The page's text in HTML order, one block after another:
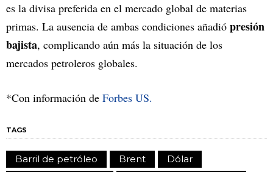
es la divisa preferida en el mercado global de materias
primas. La ausencia de ambas condiciones añadió presión
bajista, complicando aún más la situación de los
mercados petroleros globales.
*Con información de Forbes US.
TAGS
Barril de petróleo Brent
Dólar